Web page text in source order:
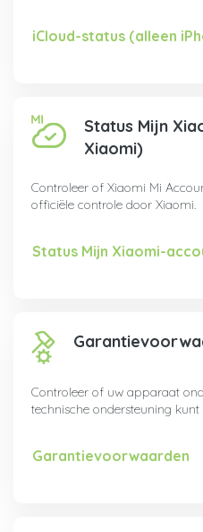
iCloud-status (alleen
Status Mijn
Xiaomi)
Controleer of Xiaomi Mi
officiële controle door Xiaomi.
Status Mijn Xiaomi-
Controleer of uw apparaat
technische ondersteuning kunt
Garantievoorwaarden